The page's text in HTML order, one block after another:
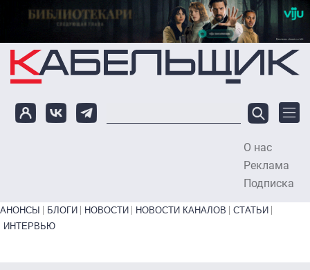
Перейти к основному содержанию
О нас
Реклама
Подписка
Primary links bottom
АНОНСЫ БЛОГИ НОВОСТИ НОВОСТИ КАНАЛОВ
СТАТЬИ
ИНТЕРВЬЮ